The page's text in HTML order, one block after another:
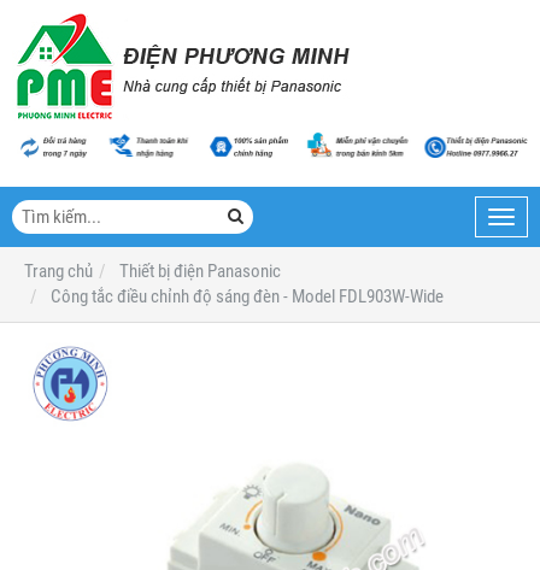
Trang chủ
Thiết bị điện Panasonic
Công tắc điều chỉnh độ sáng đèn - Model FDL903W-Wide